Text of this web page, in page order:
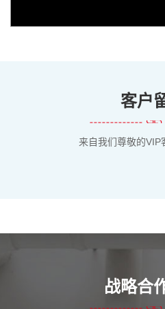
客户
来自我们尊敬的VIP
战略合